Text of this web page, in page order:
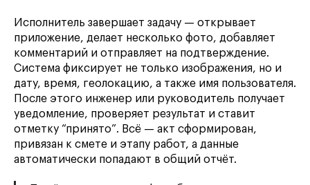
Исполнитель завершает задачу — открывает
приложение, делает несколько фото, добавляет
комментарий и отправляет на подтверждение.
Система фиксирует не только изображения, но и
дату, время, геолокацию, а также имя пользователя.
После этого инженер или руководитель получает
уведомление, проверяет результат и ставит
отметку “принято”. Всё — акт сформирован,
привязан к смете и этапу работ, а данные
автоматически попадают в общий отчёт.